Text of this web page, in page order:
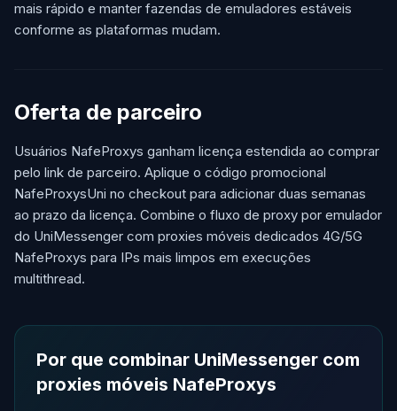
mais rápido e manter fazendas de emuladores estáveis
conforme as plataformas mudam.
Oferta de parceiro
Usuários NafeProxys ganham licença estendida ao comprar
pelo link de parceiro. Aplique o código promocional
NafeProxysUni no checkout para adicionar duas semanas
ao prazo da licença. Combine o fluxo de proxy por emulador
do UniMessenger com proxies móveis dedicados 4G/5G
NafeProxys para IPs mais limpos em execuções
multithread.
Por que combinar UniMessenger com
proxies móveis NafeProxys